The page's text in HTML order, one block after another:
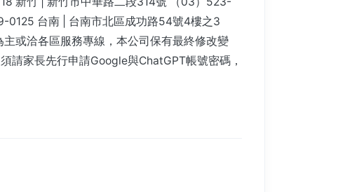
台南 | 台南市北區成功路54號4樓之3
或洽各區服務專線，本公司保有最終修改變
請家長先行申請Google與ChatGPT帳號密碼，